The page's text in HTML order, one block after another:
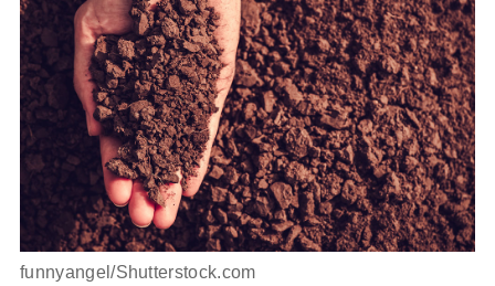
funnyangel/Shutterstock.com